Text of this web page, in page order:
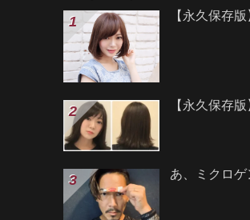
【永久保存
【永久保存
あ、ミクロゲ